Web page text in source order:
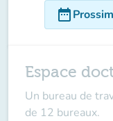
date_range
Espace
Un bureau de
de 12 bureaux.